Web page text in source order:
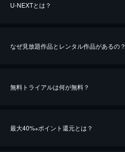
U-NEXTとは？
なぜ見放題作品とレンタル作品があるの？
無料トライアルは何が無料？
最大40%※ポイント還元とは？